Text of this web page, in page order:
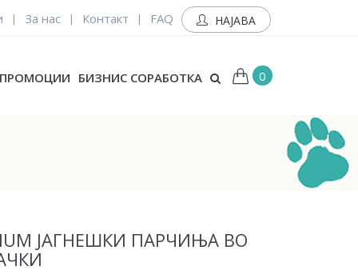
| За нас | Контакт | FAQ НАЈАВА
ПРОМОЦИИ БИЗНИС СОРАБОТКА 0
ЈАГНЕШКИ ПАРЧИЊА ВО